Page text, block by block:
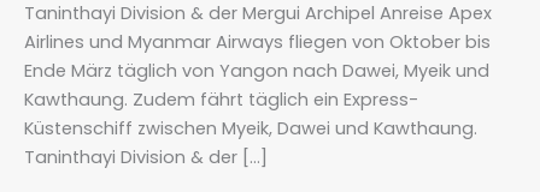
Taninthayi Division & der Mergui Archipel Anreise Apex
Airlines und Myanmar Airways fliegen von Oktober bis
Ende März täglich von Yangon nach Dawei, Myeik und
Kawthaung. Zudem fährt täglich ein Express-
Küstenschiff zwischen Myeik, Dawei und Kawthaung.
Taninthayi Division & der […]